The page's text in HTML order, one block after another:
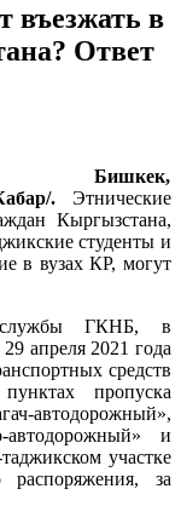
въезжать в
Ответ
Бишкек,
.Этнические
Кыргызстана,
студенты и
в вузах КР, могут
ГКНБ, в
апреля 2021 года
средств
пропуска
автодорожный»,
автодорожный» и
участке
распоряжения, за